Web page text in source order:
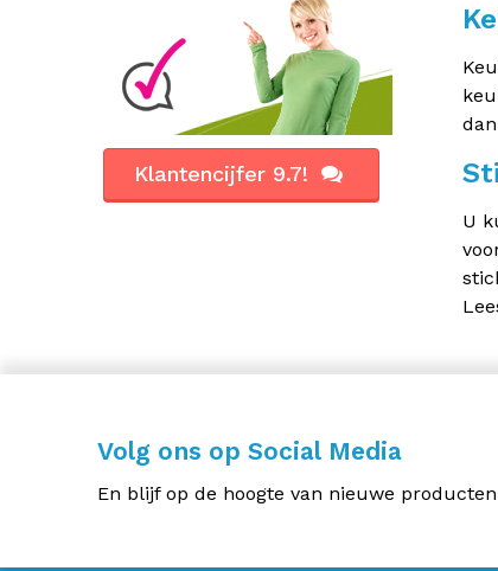
U
Klantencijfer 9.7!
Volg ons op Social Media
En blijf op de hoogte van nieuwe